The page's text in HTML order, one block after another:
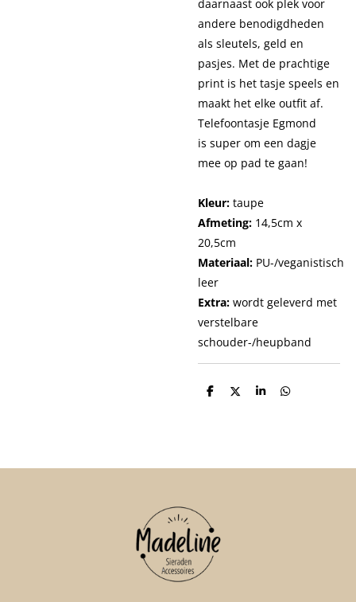
daarnaast ook plek voor
andere benodigdheden
als sleutels, geld en
pasjes. Met de prachtige
print is het tasje speels en
maakt het elke outfit af.
Telefoontasje Egmond
is super om een dagje
mee op pad te gaan!
Kleur: taupe
Afmeting: 14,5cm x
20,5cm
Materiaal: PU-/veganistisch
leer
Extra: wordt geleverd met
verstelbare
schouder-/heupband
D
D
S
D